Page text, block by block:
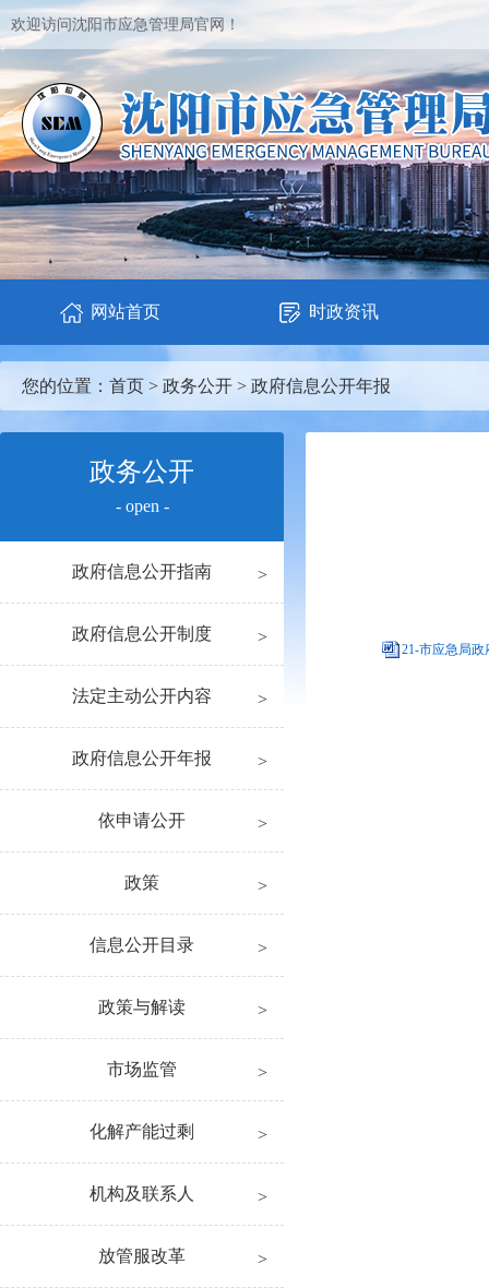
欢迎访问沈阳市应急管理局官网！
网站首页 时政资讯
您的位置： 首页 > 政务公开 > 政府信息公开年报
政务公开
- open -
政府信息公开指南
政府信息公开制度
法定主动公开内容
政府信息公开年报
依申请公开
政策
信息公开目录
政策与解读
市场监管
化解产能过剩
机构及联系人
放管服改革
21-市应急局政